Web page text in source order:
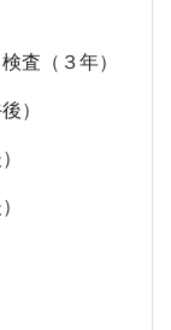
査（３年）
）